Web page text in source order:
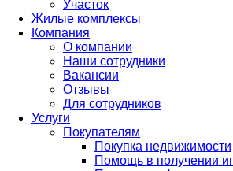
Участок
Жилые комплексы
Компания
О компании
Наши сотрудники
Вакансии
Отзывы
Для сотрудников
Услуги
Покупателям
Покупка недвижимости
Помощь в получении